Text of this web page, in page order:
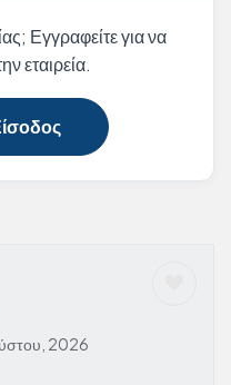
Εγγραφείτε για να
εταιρεία.
2026